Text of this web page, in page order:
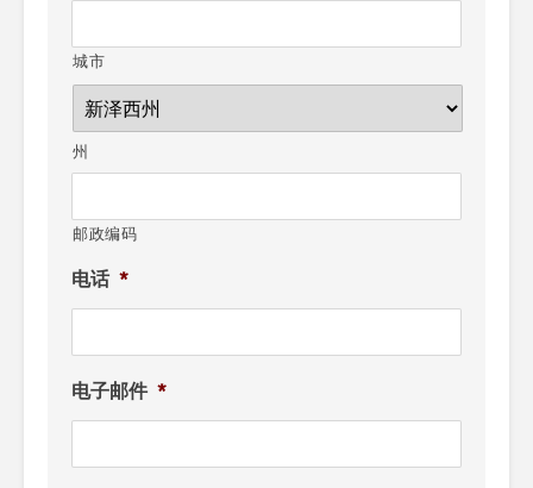
城市
州
邮政编码
电话 *
电子邮件 *